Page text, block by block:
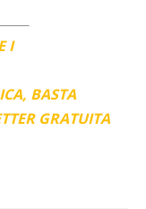
I
BASTA
GRATUITA